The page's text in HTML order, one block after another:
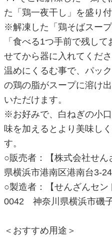
た「鶏一夜干し」を盛り
※解凍した「鶏そばスー
「食べる1つ手前で残し
せてから器に入れてくださ
温めにくるむ事で、パッ
の鶏の脂がスープに溶け
いただけます。
※お好みで、白ねぎの小
味を加えるとより美味し
す。
○販売者：【株式会社せん
県横浜市港南区港南台3-
○製造者：【せんざんセ
0042 神奈川県横浜市磯
＜おすすめ用途＞